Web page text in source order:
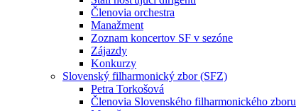
Členovia orchestra
Manažment
Zoznam koncertov SF v sezóne
Zájazdy
Konkurzy
Slovenský filharmonický zbor (SFZ)
Petra Torkošová
Členovia Slovenského filharmonického zboru